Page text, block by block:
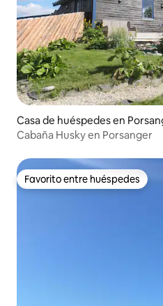
Casa de huéspedes en
Cabaña Husky en Porsanger
Favorito entre huéspedes
Favorito entre huéspedes